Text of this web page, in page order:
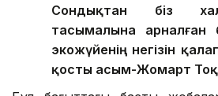
Сондықтан біз
тасымалына арналған
экожүйенің негізін
қосты Қасым-Жомарт